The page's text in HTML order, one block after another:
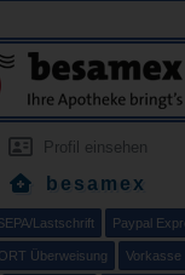
Profil einsehen
besamex
Lastschrift Paypal
Überweisung Vorkasse